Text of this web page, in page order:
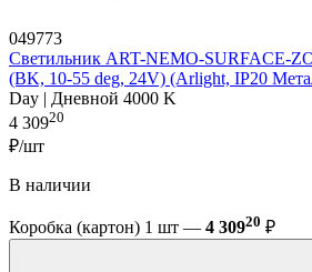
049773
Светильник ART-NEMO-SURFACE-
(BK, 10-55 deg, 24V) (Arlight, IP20
Day | Дневной 4000 K
4 30920
₽/шт
В наличии
Коробка (картон) 1 шт — 4 30920 ₽